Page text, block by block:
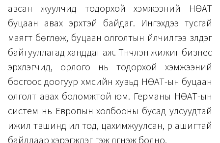
авсан жуулчид тодорхой хэмжээний НӨАТ
буцаан авах эрхтэй байдаг. Ингэхдээ тусгай
маягт бөглөж, буцаан олголтын үйлчилгээ үзүүлдэг
байгууллагад ханддаг аж. Түүнчлэн жижиг бизнес
эрхлэгчид, орлого нь тодорхой хэмжээний
босгоос доогуур хүмүүсийн хувьд НӨАТ-ын буцаан
олголт авах боломжтой юм. Германы НӨАТ-ын
систем нь Европын холбооны бусад улсуудтай
ижил түвшинд ил тод, цахимжуулсан, үр ашигтай